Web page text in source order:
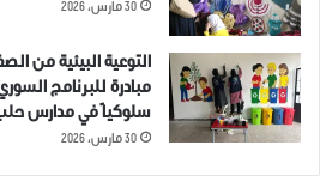
30 مارس، 2026
التوعية البيئية من
مبادرة للبرنامج
سلوكياً في مدارس
30 مارس، 2026